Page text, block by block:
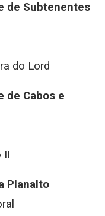
de Subtenentes
do Lord
de Cabos e
II
Planalto